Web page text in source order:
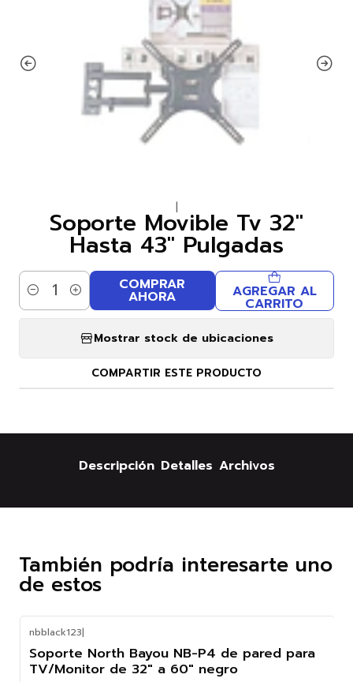
|
Soporte Movible Tv 32″
Hasta 43″ Pulgadas
Cantidad AGREGAR AL
CARRITO
COMPRAR
AHORA
Mostrar stock de ubicaciones
COMPARTIR ESTE PRODUCTO
Descripción Detalles Archivos
También podría interesarte uno
de estos
-18%
OFF
nbblack123|
Soporte North Bayou NB-P4 de pared para
TV/Monitor de 32" a 60" negro